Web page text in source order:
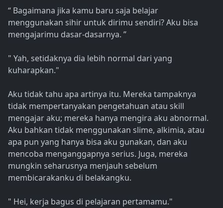
“ Bagaimana jika kamu baru saja belajar
menggunakan sihir untuk dirimu sendiri? Aku bisa
mengajarimu dasar-dasarnya. ”
" Yah, setidaknya dia lebih normal dari yang
kuharapkan."
Aku tidak tahu apa artinya itu. Mereka tampaknya
tidak mempertanyakan pengetahuan atau skill
mengajar aku; mereka hanya mengira aku abnormal.
Aku bahkan tidak menggunakan slime, alkimia, atau
apa pun yang hanya bisa aku gunakan, dan aku
mencoba menganggapnya serius. Juga, mereka
mungkin seharusnya menjauh sebelum
membicarakanku di belakangku.
" Hei, kerja bagus di pelajaran pertamamu."